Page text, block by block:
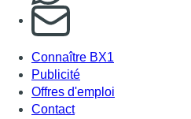
S'abonner à notre
Connaître BX1
Publicité
Offres d'emploi
Contact